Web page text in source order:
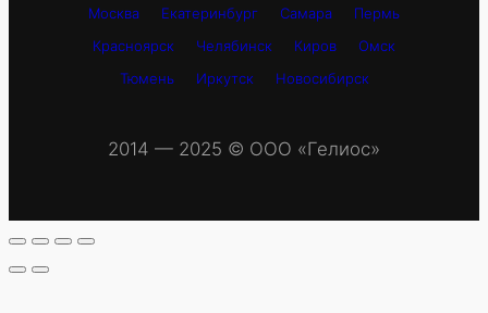
Москва Екатеринбург Самара
Пермь
Красноярск
Челябинск Киров
Омск
Тюмень
Иркутск Новосибирск
2014 — 2025 © OOO «Гелиос»